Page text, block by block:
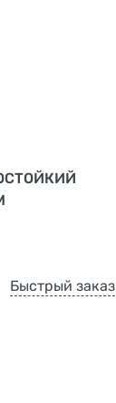
Быстрый заказ